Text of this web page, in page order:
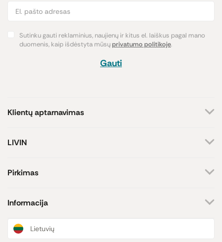
Sutinku gauti reklaminius, naujienų ir kitus el. laiškus pagal mano
duomenis, kaip išdėstyta mūsųprivatumo politikoje.
Gauti
Klientų aptarnavimas
Rašyti užklausą
Atsakome darbo dienomis
LIVIN
Kontaktai
Prekių ženklai
Dovanų kuponai
Pirkimas
Pristatymas
Informacija
Naujienos ir straipsniai
Lietuvių